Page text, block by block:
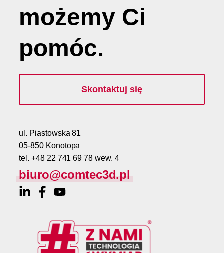
możemy Ci
pomóc.
Skontaktuj się
ul. Piastowska 81
05-850 Konotopa
tel. +48 22 741 69 78 wew. 4
biuro@comtec3d.pl